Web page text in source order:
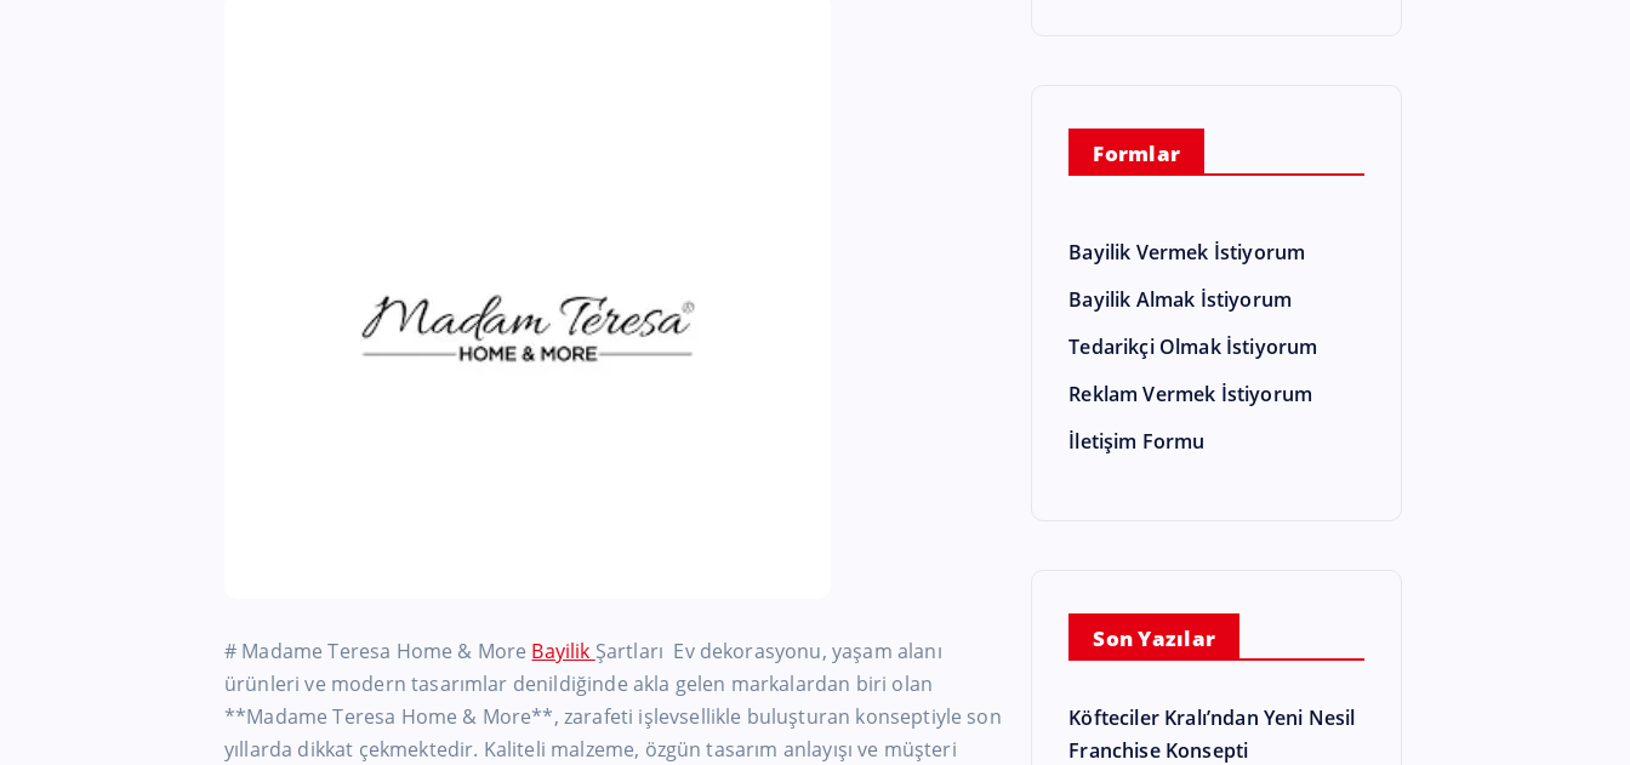
# Madame Teresa Home & More Bayilik Şartları Ev dekorasyonu, yaşam alanı
ürünleri ve modern tasarımlar denildiğinde akla gelen markalardan biri olan
**Madame Teresa Home & More**, zarafeti işlevsellikle buluşturan konseptiyle son
yıllarda dikkat çekmektedir. Kaliteli malzeme, özgün tasarım anlayışı ve müşteri
Formlar
Bayilik Vermek İstiyorum
Bayilik Almak İstiyorum
Tedarikçi Olmak İstiyorum
Reklam Vermek İstiyorum
İletişim Formu
Son Yazılar
Köfteciler Kralı’ndan Yeni Nesil
Franchise Konsepti